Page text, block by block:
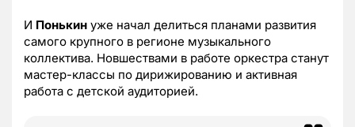
И Понькин уже начал делиться планами развития
самого крупного в регионе музыкального
коллектива. Новшествами в работе оркестра станут
мастер-классы по дирижированию и активная
работа с детской аудиторией.